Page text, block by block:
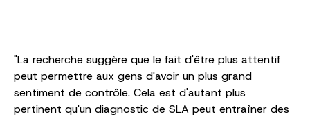
"La recherche suggère que le fait d'être plus attentif
peut permettre aux gens d'avoir un plus grand
sentiment de contrôle. Cela est d'autant plus
pertinent qu'un diagnostic de SLA peut entraîner des